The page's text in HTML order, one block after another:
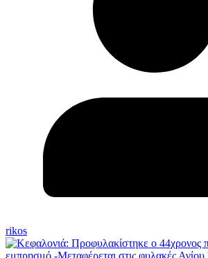
rikos